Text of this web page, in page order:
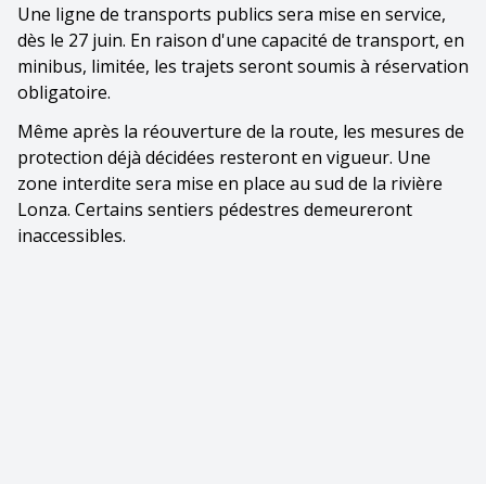
Une ligne de transports publics sera mise en service,
dès le 27 juin. En raison d'une capacité de transport, en
minibus, limitée, les trajets seront soumis à réservation
obligatoire.
Même après la réouverture de la route, les mesures de
protection déjà décidées resteront en vigueur. Une
zone interdite sera mise en place au sud de la rivière
Lonza. Certains sentiers pédestres demeureront
inaccessibles.